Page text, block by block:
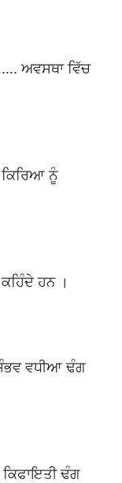
ਅਵਸਥਾ ਵਿੱਚ
ਕਿਰਿਆ ਨੂੰ
ਹਨ ।
ਵਧੀਆ ਢੰਗ
ਢੰਗ